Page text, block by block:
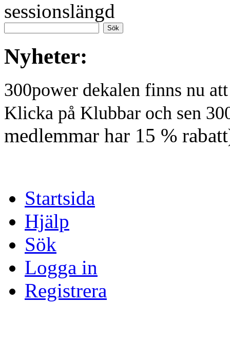
sessionslängd
Nyheter:
300power dekalen finns nu
Klicka på Klubbar och sen
medlemmar har 15 %
Startsida
Hjälp
Sök
Logga in
Registrera